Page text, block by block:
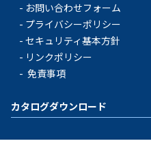
お問い合わせフォーム
プライバシーポリシー
セキュリティ基本方針
リンクポリシー
免責事項
カタログダウンロード